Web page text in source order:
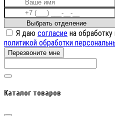
Я даю согласие на
политикой обработки
Перезвоните мне
Каталог товаров